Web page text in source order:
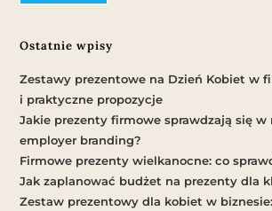
Ostatnie wpisy
Zestawy prezentowe na Dzień Kobiet w
i praktyczne propozycje
Jakie prezenty firmowe sprawdzają się w
employer branding?
Firmowe prezenty wielkanocne: co
Jak zaplanować budżet na prezenty dla
Zestaw prezentowy dla kobiet w